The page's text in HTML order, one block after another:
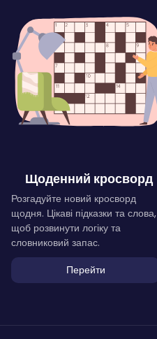
Щоденний кросворд
Розгадуйте новий кросворд
щодня. Цікаві підказки та слова,
щоб розвинути логіку та
словниковий запас.
Перейти